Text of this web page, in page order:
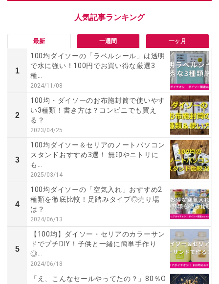
最新 一週間 一ヶ月
1
100均ダイソーの「ラベルシール」は透明
で水に強い！100円でお買い得な厳選3
種...
2024/11/08
2
100均・ダイソーのお布施封筒で使いやす
い3種類！書き方は？コンビニでも買え
る？
2023/04/25
3
100均ダイソー＆セリアのノートパソコン
スタンドおすすめ3選！ 無印やニトリに
も...
2025/03/14
4
100均ダイソーの「空気入れ」おすすめ2
種類を徹底比較！足踏みタイプ◎売り場
は？
2024/06/13
5
【100均】ダイソー・セリアのカラーサン
ドでプチDIY！子供と一緒に簡単手作り
◎...
2024/06/18
「え、こんなセールやってたの？」80％O